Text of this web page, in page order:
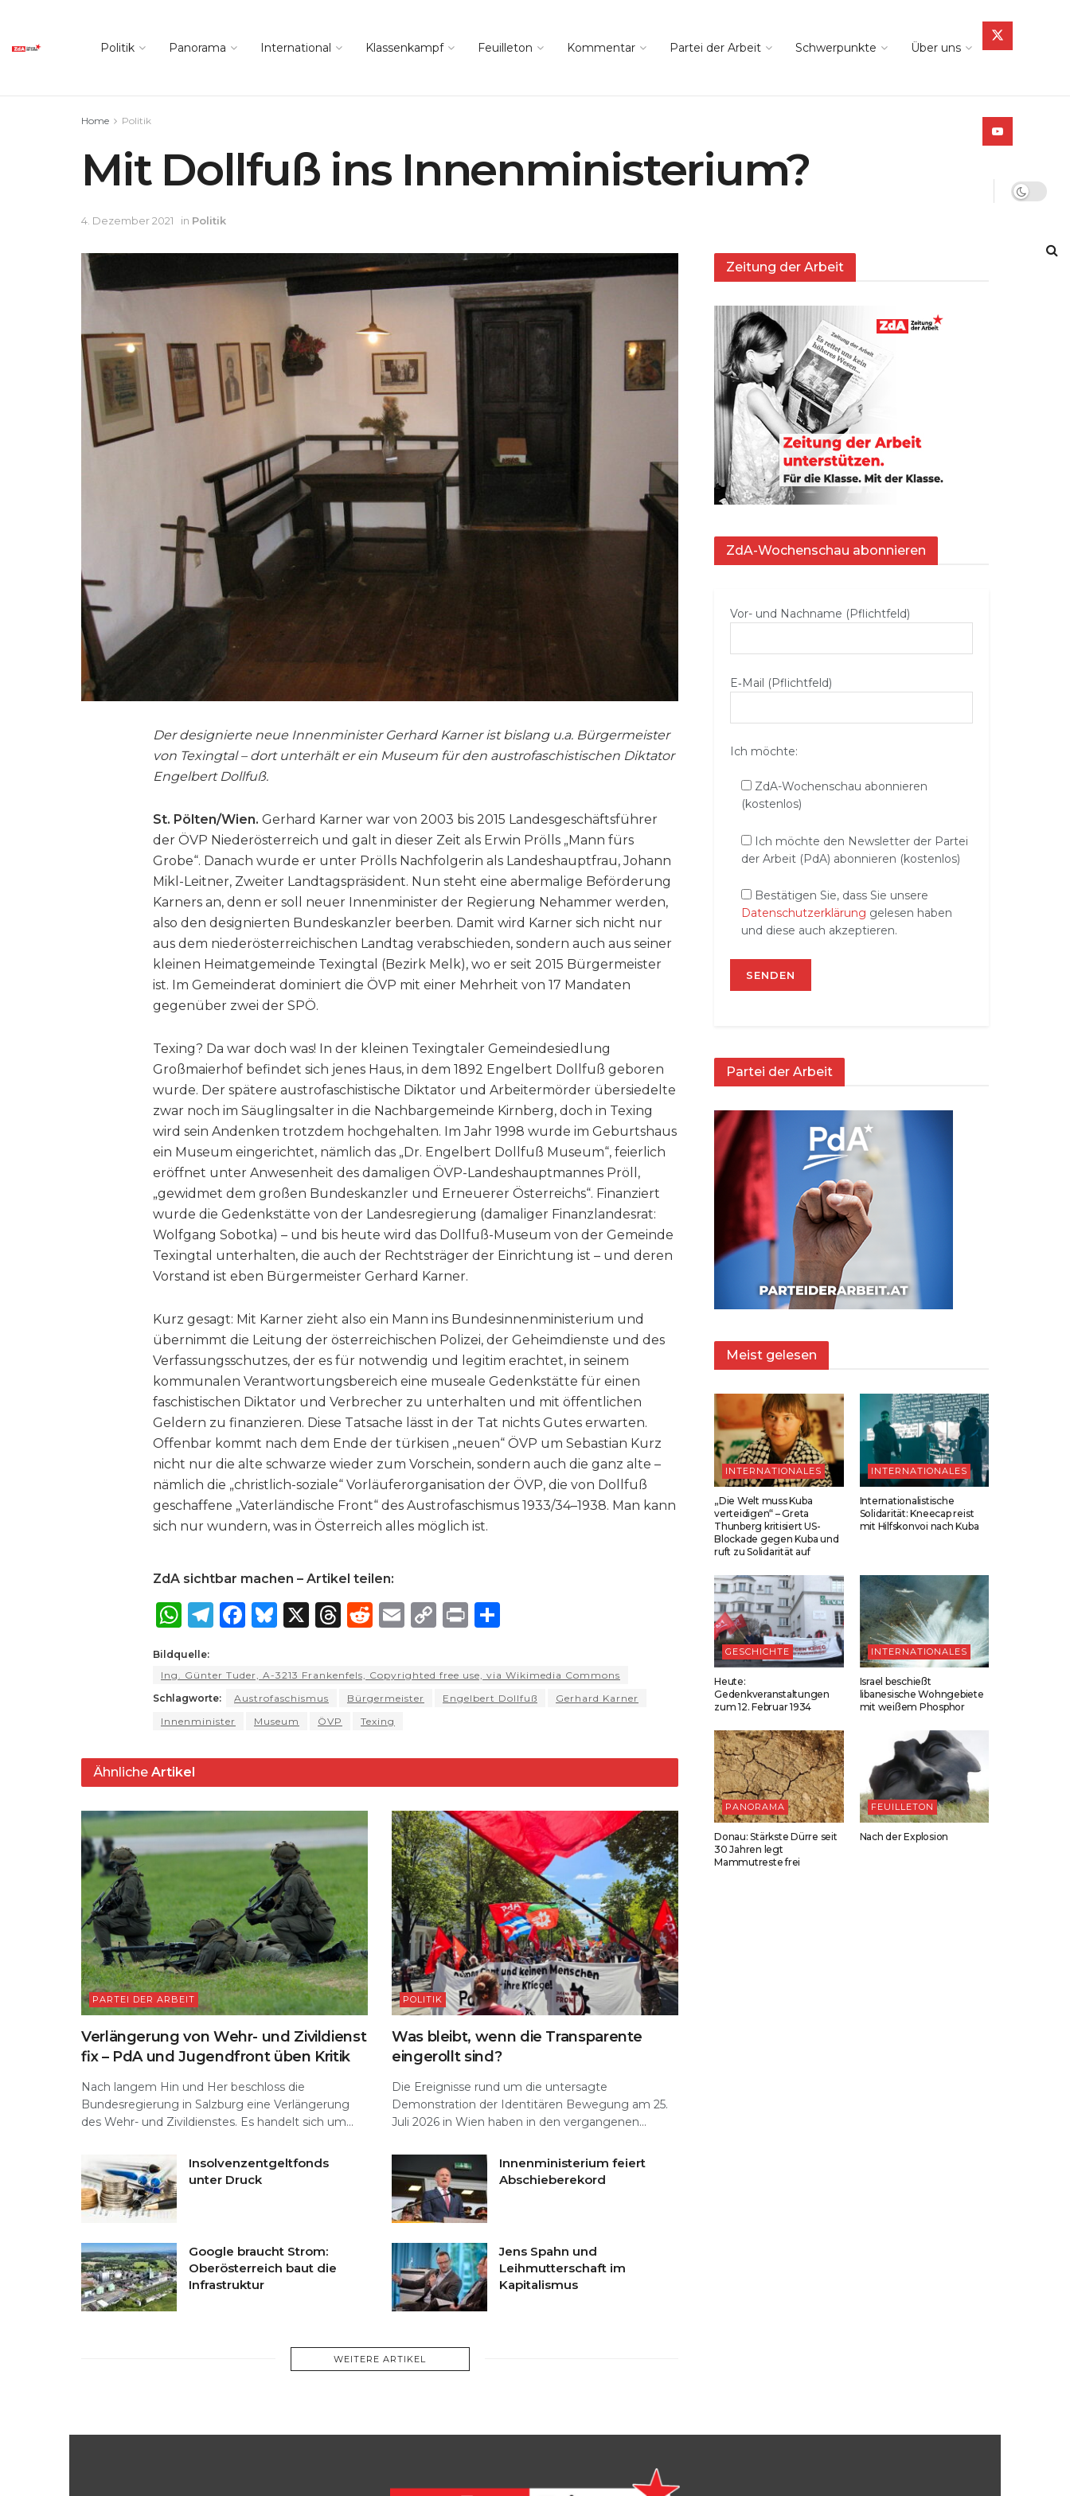
Politik Panorama International Klassenkampf Feuilleton Kommentar Partei der Arbeit Schwerpunkte Über uns
Home Politik
Mit Dollfuß ins Innenministerium?
4. Dezember 2021 in Politik
Der designierte neue Innenminister Gerhard Karner ist bislang u.a. Bürgermeister
von Texingtal – dort unterhält er ein Museum für den austrofaschistischen Diktator
Engelbert Dollfuß.
St. Pölten/Wien. Gerhard Karner war von 2003 bis 2015 Landesgeschäftsführer
der ÖVP Niederösterreich und galt in dieser Zeit als Erwin Prölls „Mann fürs
Grobe“. Danach wurde er unter Prölls Nachfolgerin als Landeshauptfrau, Johann
Mikl-Leitner, Zweiter Landtagspräsident. Nun steht eine abermalige Beförderung
Karners an, denn er soll neuer Innenminister der Regierung Nehammer werden,
also den designierten Bundeskanzler beerben. Damit wird Karner sich nicht nur
aus dem niederösterreichischen Landtag verabschieden, sondern auch aus seiner
kleinen Heimatgemeinde Texingtal (Bezirk Melk), wo er seit 2015 Bürgermeister
ist. Im Gemeinderat dominiert die ÖVP mit einer Mehrheit von 17 Mandaten
gegenüber zwei der SPÖ.
Texing? Da war doch was! In der kleinen Texingtaler Gemeindesiedlung
Großmaierhof befindet sich jenes Haus, in dem 1892 Engelbert Dollfuß geboren
wurde. Der spätere austrofaschistische Diktator und Arbeitermörder übersiedelte
zwar noch im Säuglingsalter in die Nachbargemeinde Kirnberg, doch in Texing
wird sein Andenken trotzdem hochgehalten. Im Jahr 1998 wurde im Geburtshaus
ein Museum eingerichtet, nämlich das „Dr. Engelbert Dollfuß Museum“, feierlich
eröffnet unter Anwesenheit des damaligen ÖVP-Landeshauptmannes Pröll,
„gewidmet dem großen Bundeskanzler und Erneuerer Österreichs“. Finanziert
wurde die Gedenkstätte von der Landesregierung (damaliger Finanzlandesrat:
Wolfgang Sobotka) – und bis heute wird das Dollfuß-Museum von der Gemeinde
Texingtal unterhalten, die auch der Rechtsträger der Einrichtung ist – und deren
Vorstand ist eben Bürgermeister Gerhard Karner.
Kurz gesagt: Mit Karner zieht also ein Mann ins Bundesinnenministerium und
übernimmt die Leitung der österreichischen Polizei, der Geheimdienste und des
Verfassungsschutzes, der es für notwendig und legitim erachtet, in seinem
kommunalen Verantwortungsbereich eine museale Gedenkstätte für einen
faschistischen Diktator und Verbrecher zu unterhalten und mit öffentlichen
Geldern zu finanzieren. Diese Tatsache lässt in der Tat nichts Gutes erwarten.
Offenbar kommt nach dem Ende der türkisen „neuen“ ÖVP um Sebastian Kurz
nicht nur die alte schwarze wieder zum Vorschein, sondern auch die ganz alte –
nämlich die „christlich-soziale“ Vorläuferorganisation der ÖVP, die von Dollfuß
geschaffene „Vaterländische Front“ des Austrofaschismus 1933/34–1938. Man kann
sich nur wundern, was in Österreich alles möglich ist.
ZdA sichtbar machen – Artikel teilen:
W
a
ts
A
p
T
e
g
ra
F
c
e
b
o
k
B
e
s
k
X
T
re
a
R
d
di
t
E
ai
l
C
p
y
k
P
n
t
ar
e
Bildquelle:
Ing. Günter Tuder, A-3213 Frankenfels, Copyrighted free use, via Wikimedia Commons
Schlagworte:
Austrofaschismus Bürgermeister Engelbert Dollfuß
Gerhard Karner
Innenminister
Museum ÖVP Texing
Ähnliche Artikel
PARTEI DER ARBEIT
Verlängerung von Wehr- und Zivildienst
fix – PdA und Jugendfront üben Kritik
Nach langem Hin und Her beschloss die
Bundesregierung in Salzburg eine Verlängerung
des Wehr- und Zivildienstes. Es handelt sich um...
POLITIK
Was bleibt, wenn die Transparente
eingerollt sind?
Die Ereignisse rund um die untersagte
Demonstration der Identitären Bewegung am 25.
Juli 2026 in Wien haben in den vergangenen...
Insolvenzentgeltfonds
unter Druck
Innenministerium feiert
Abschieberekord
Google braucht Strom:
Oberösterreich baut die
Infrastruktur
Jens Spahn und
Leihmutterschaft im
Kapitalismus
WEITERE ARTIKEL
Zeitung der Arbeit
ZdA-Wochenschau abonnieren
Vor- und Nachname (Pflichtfeld)
E‑Mail (Pflichtfeld)
Ich möchte:
ZdA-Wochenschau abonnieren
(kostenlos)
Ich möchte den Newsletter der Partei
der Arbeit (PdA) abonnieren (kostenlos)
Bestätigen Sie, dass Sie unsere
Datenschutzerklärung gelesen haben
und diese auch akzeptieren.
Partei der Arbeit
Meist gelesen
INTERNATIONALES
„Die Welt muss Kuba
verteidigen“ – Greta
Thunberg kritisiert US-
Blockade gegen Kuba und
ruft zu Solidarität auf
INTERNATIONALES
Internationalistische
Solidarität: Kneecap reist
mit Hilfskonvoi nach Kuba
GESCHICHTE
Heute:
Gedenkveranstaltungen
zum 12. Februar 1934
INTERNATIONALES
Israel beschießt
libanesische Wohngebiete
mit weißem Phosphor
PANORAMA
Donau: Stärkste Dürre seit
30 Jahren legt
Mammutreste frei
FEUILLETON
Nach der Explosion